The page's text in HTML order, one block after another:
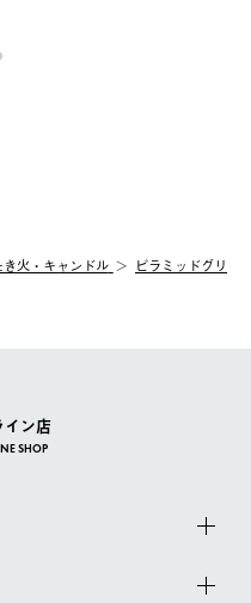
き火・キャンドル
ピラミッドグリ
イン店
SHOP